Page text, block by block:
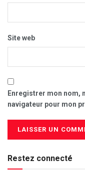
Site web
Enregistrer mon nom,
navigateur pour mon
Restez connecté